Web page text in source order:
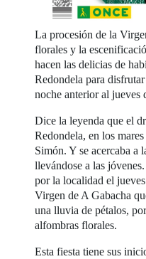
La procesión de la
florales y la
hacen las delicias de
Redondela para
noche anterior al jueves
Dice la leyenda que el
Redondela, en los
Simón. Y se acercaba a
llevándose a las
por la localidad el
Virgen de A Gabacha
una lluvia de pétalos,
alfombras florales.
Esta fiesta tiene sus